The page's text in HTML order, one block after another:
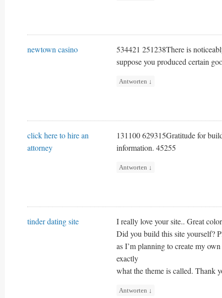
newtown casino
534421 251238There is
suppose you produced certain
Antworten ↓
click here to hire an
attorney
131100 629315Gratitude for
information. 45255
Antworten ↓
tinder dating site
I really love your site.. Great
Did you build this site yourself?
as I’m planning to create my
exactly
what the theme is called. Thank
Antworten ↓